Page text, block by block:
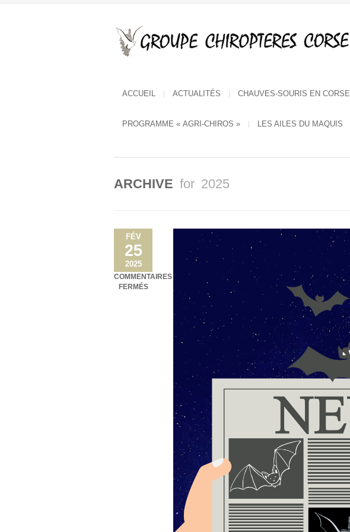
ACCUEIL ACTUALITÉS CHAUVES-SOURIS EN CORSE
PROGRAMME « AGRI-CHIROS » LES AILES DU MAQUIS
ARCHIVE for 2025
FÉV
25
2025
COMMENTAIRES
FERMÉSSUR
PROTECTION
BALANINES